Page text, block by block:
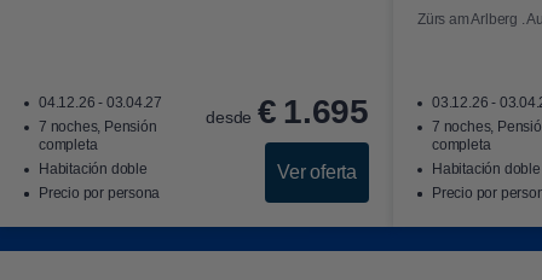
04.12.26 - 03.04.27
7 noches, Pensión
completa
Habitación doble
Precio por persona
desde € 1.695
Ver oferta
Zürs am Arlberg .
03.12.26 -
7 noches,
completa
Habitación doble
Precio por